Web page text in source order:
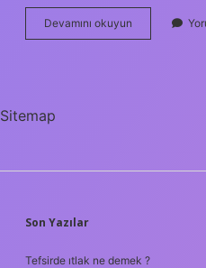
Devamını okuyun
Bebekte
Sitemap
SIDEBAR
Son Yazılar
Tefsirde ıtlak ne demek ?